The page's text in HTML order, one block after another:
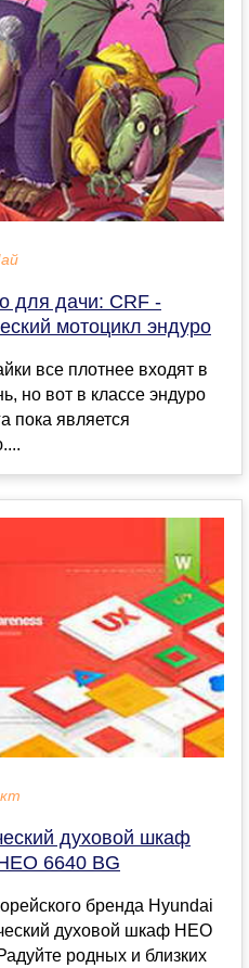
для дачи: CRF -
мотоцикл эндуро
все плотнее входят в
но вот в классе эндуро
пока является
духовой шкаф
6640 BG
бренда Hyundai
духовой шкаф HEO
родных и близких